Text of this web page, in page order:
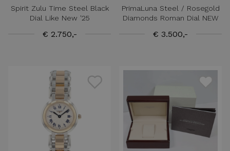
Spirit Zulu Time Steel Black
Dial Like New '25
€ 2.750,-
PrimaLuna Steel / Rosegold
Diamonds Roman Dial NEW
€ 3.500,-